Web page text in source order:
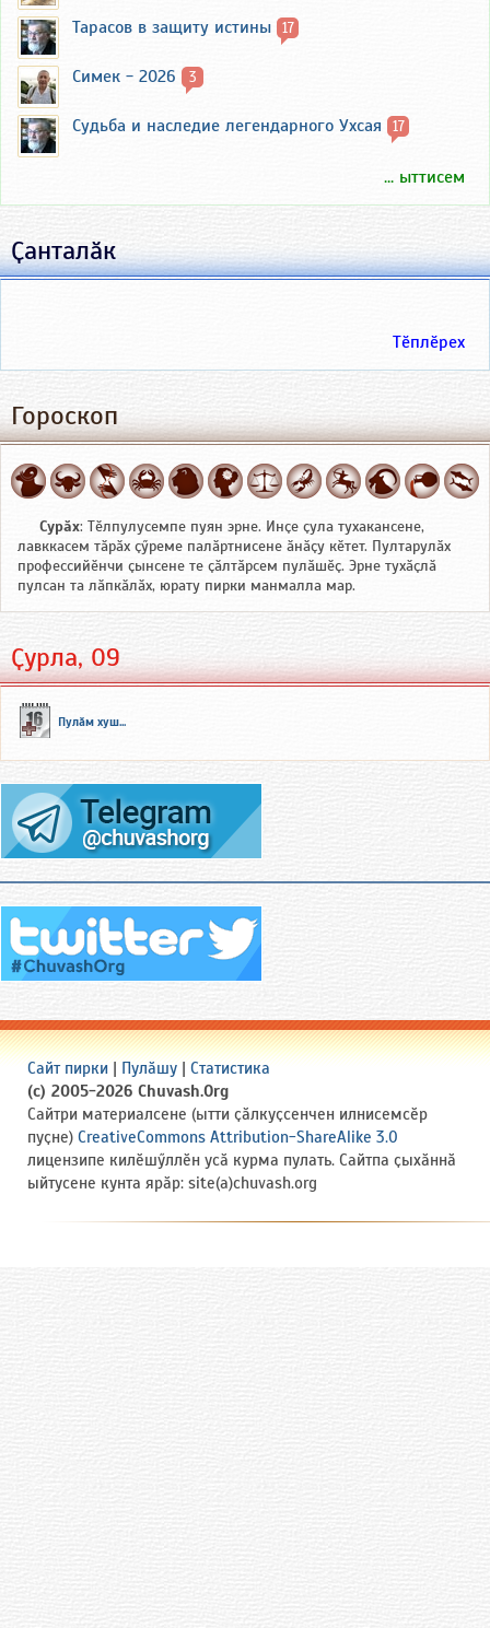
Тарасов в защиту истины 17
Симек - 2026 3
Судьба и наследие легендарного Ухсая 17
... ыттисем
Ҫанталӑк
Тӗплӗрех
Гороскоп
Сурӑх: Тӗлпулусемпе пуян эрне. Инҫе ҫула тухакансене,
лавккасем тӑрӑх ҫӳреме палӑртнисене ӑнӑҫу кӗтет. Пултарулӑх
профессийӗнчи ҫынсене те ҫӑлтӑрсем пулӑшӗҫ. Эрне тухӑҫлӑ
пулсан та лӑпкӑлӑх, юрату пирки манмалла мар.
Ҫурла, 09
Пулӑм хуш...
Сайт пирки | Пулӑшу | Статистика
(c) 2005-2026 Chuvash.Org
Сайтри материалсене (ытти ҫӑлкуҫсенчен илнисемсӗр
пуҫне) CreativeCommons Attribution-ShareAlike 3.0
лицензипе килӗшӳллӗн усӑ курма пулать. Сайтпа ҫыхӑннӑ
ыйтусене кунта ярӑр: site(a)chuvash.org